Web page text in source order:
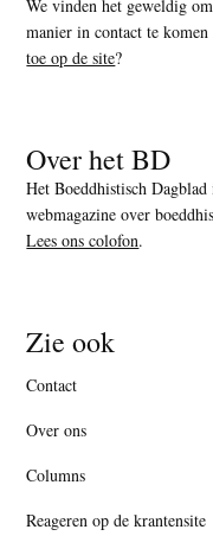
We vinden het geweldig
manier in contact te
toe op de site?
Over het BD
Het Boeddhistisch
webmagazine over
Lees ons colofon.
Zie ook
Contact
Over ons
Columns
Reageren op de krantensite